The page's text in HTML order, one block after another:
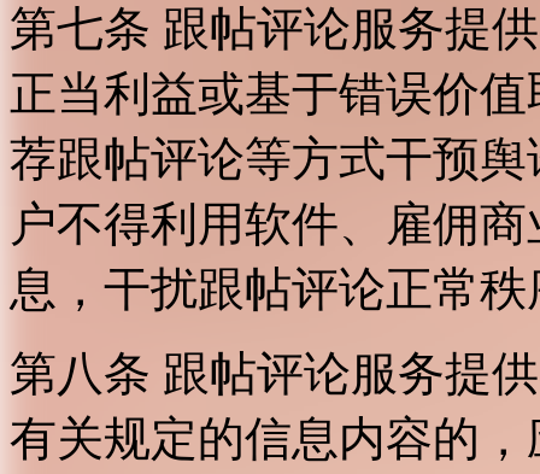
第七条 跟帖评论服务提
正当利益或基于错误价
荐跟帖评论等方式干预
户不得利用软件、雇佣
息，干扰跟帖评论正常
第八条 跟帖评论服务提
有关规定的信息内容的